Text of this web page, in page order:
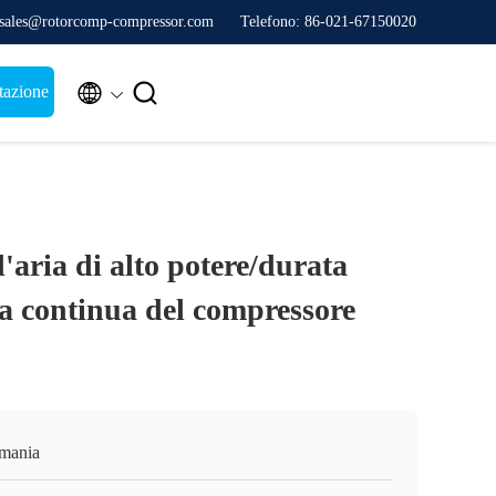
compressor.com Telefono: 86-021-67150020
 
di alto potere/durata
continua del compressore